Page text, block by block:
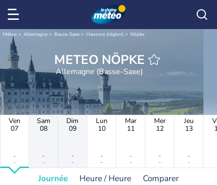
Météo Allemagne Basse-Saxe Hanovre (région) Nöpke
METEO NÖPKE
Allemagne (Basse-Saxe)
Ven
07
-
-
Sam
08
-
-
Dim
09
-
-
Lun
10
-
-
Mar
11
-
-
Mer
12
-
-
Jeu
13
-
-
Journée Heure / Heure Comparer